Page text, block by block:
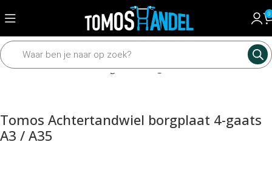
0
Tandwielen en kettingen Ketting en tandwiel toebehoren
Tomos Achtertandwiel borgplaat 4-gaats
A3 / A35